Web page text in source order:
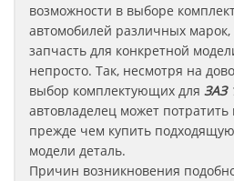
возможности в выборе
автомобилей различных
запчасть для конкретной
непросто. Так, несмотря на
выбор комплектующих для ЗАЗ
автовладелец может
прежде чем купить
модели деталь.
Причин возникновения